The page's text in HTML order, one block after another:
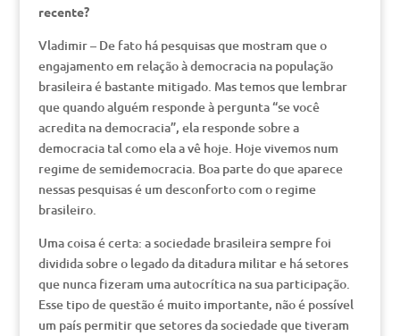
recente?
Vladimir – De fato há pesquisas que mostram que o
engajamento em relação à democracia na população
brasileira é bastante mitigado. Mas temos que lembrar
que quando alguém responde à pergunta “se você
acredita na democracia”, ela responde sobre a
democracia tal como ela a vê hoje. Hoje vivemos num
regime de semidemocracia. Boa parte do que aparece
nessas pesquisas é um desconforto com o regime
brasileiro.
Uma coisa é certa: a sociedade brasileira sempre foi
dividida sobre o legado da ditadura militar e há setores
que nunca fizeram uma autocrítica na sua participação.
Esse tipo de questão é muito importante, não é possível
um país permitir que setores da sociedade que tiveram